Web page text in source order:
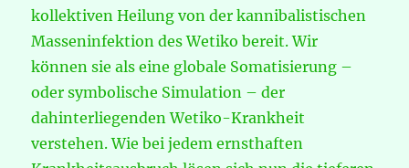
kollektiven Heilung von der kannibalistischen
Masseninfektion des Wetiko bereit. Wir
können sie als eine globale Somatisierung –
oder symbolische Simulation – der
dahinterliegenden Wetiko-Krankheit
verstehen. Wie bei jedem ernsthaften